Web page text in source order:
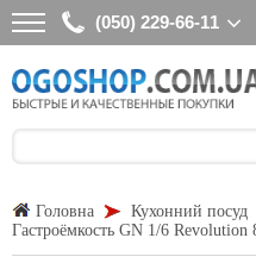
(050) 229-66-11
Головна Кухонний посуд
Гастроёмкость GN 1/6